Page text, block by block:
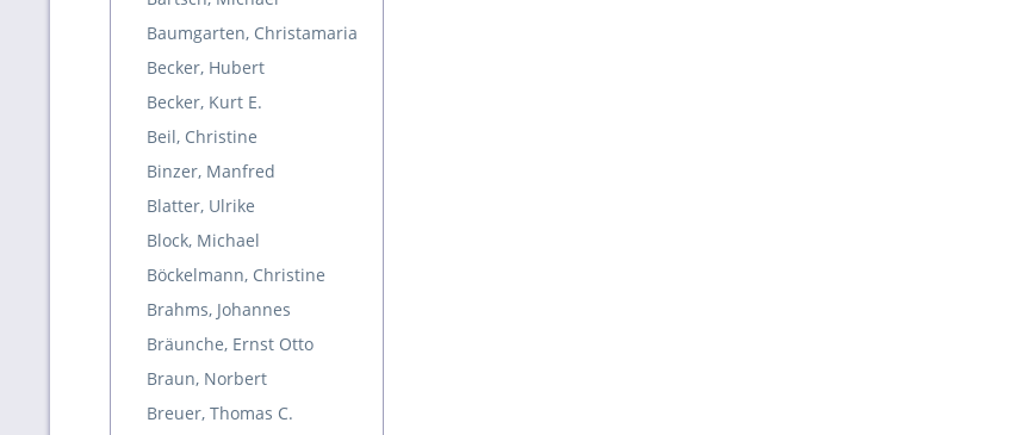
Baumgarten, Christamaria
Becker, Hubert
Becker, Kurt E.
Beil, Christine
Binzer, Manfred
Blatter, Ulrike
Block, Michael
Böckelmann, Christine
Brahms, Johannes
Bräunche, Ernst Otto
Braun, Norbert
Breuer, Thomas C.